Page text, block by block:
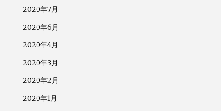
2020年7月
2020年6月
2020年4月
2020年3月
2020年2月
2020年1月